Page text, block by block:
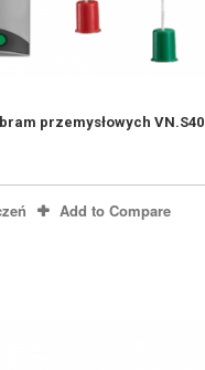
przemysłowych VN.S40
Add to Compare